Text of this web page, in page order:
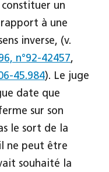
un
à une
inverse, (v.
n°92-42457,
45.984). Le juge
date que
sur son
le sort de la
ne peut être
souhaité la